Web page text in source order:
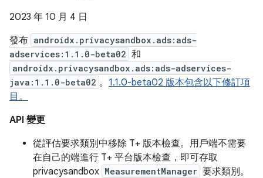
2023 年 10 月 4 日
發布 androidx.privacysandbox.ads:ads-
adservices:1.1.0-beta02 和
androidx.privacysandbox.ads:ads-adservices-
java:1.1.0-beta02 。 1.1.0-beta02 版本包含以下修訂項
目。
API 變更
從評估要求類別中移除 T+ 版本檢查。用戶端不需要
在自己的端進行 T+ 平台版本檢查，即可存取
privacysandbox MeasurementManager 要求類別。